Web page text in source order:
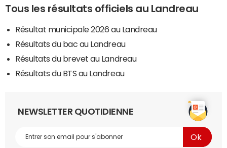
Tous les résultats officiels au Landreau
Résultat municipale 2026 au Landreau
Résultats du bac au Landreau
Résultats du brevet au Landreau
Résultats du BTS au Landreau
NEWSLETTER QUOTIDIENNE